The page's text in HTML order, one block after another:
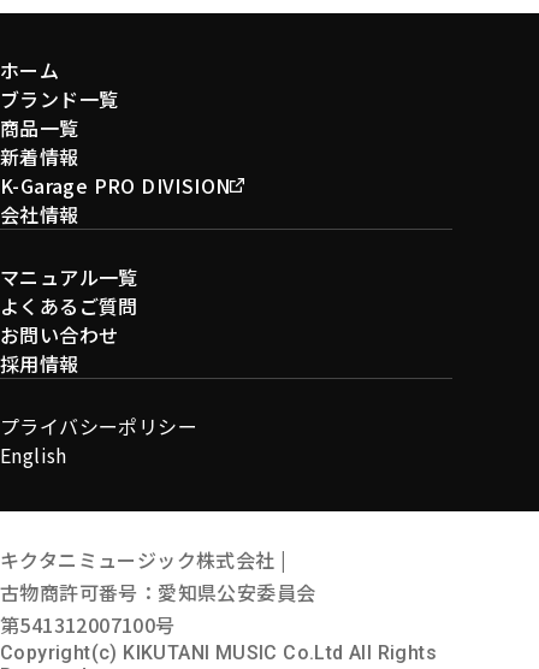
ホーム
ブランド一覧
商品一覧
新着情報
K-Garage PRO DIVISION
会社情報
マニュアル一覧
よくあるご質問
お問い合わせ
採用情報
プライバシーポリシー
English
キクタニミュージック株式会社 |
古物商許可番号：愛知県公安委員会
第541312007100号
Copyright(c) KIKUTANI MUSIC Co.Ltd All Rights